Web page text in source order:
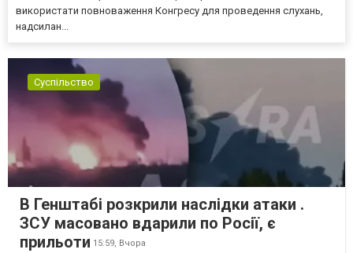
використати повноваження Конгресу для проведення слухань,
надсилан...
Суспільство
В Генштабі розкрили наслідки атаки .
ЗСУ масовано вдарили по Росії, є
прильоти 15:59, Вчора